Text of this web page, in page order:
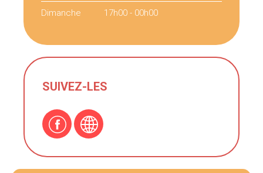
Dimanche
17h00 - 00h00
SUIVEZ-LES